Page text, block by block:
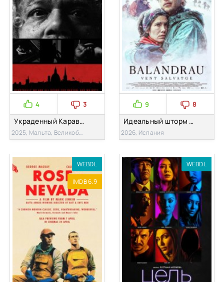
4 3
Украденный Караваджо (2025)
2025, Мальта, Великобритания
9 8
Идеальный шторм (2026)
2026, Испания
WEBDL
IMDB 6.9
WEBDL